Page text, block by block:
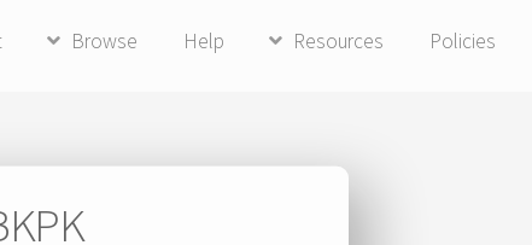
Browse Help Resources Policies